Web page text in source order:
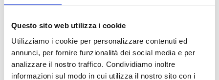
Questo sito web utilizza i cookie
Utilizziamo i cookie per personalizzare contenuti ed
annunci, per fornire funzionalità dei social media e per
analizzare il nostro traffico. Condividiamo inoltre
informazioni sul modo in cui utilizza il nostro sito con i
Fondazione Cassa di Risparmio di Lucca, ha stanziato a
Per supportare le necessità di questi nuclei familiari e
garantire comunque il diritto allo studio dei ragazzi in età
scolare, i due enti hanno suddiviso il contributo in due
parti. La prima, di 30mila euro, sarà destinata al progetto
Banca del Libro, che prevede il comodato gratuito dei testi